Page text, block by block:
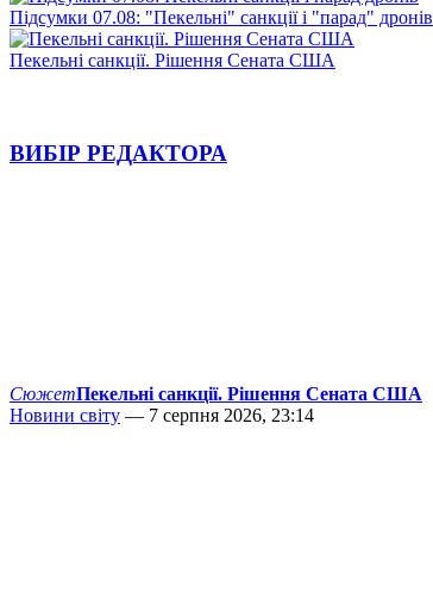
Підсумки 07.08: "Пекельні" санкції і "парад" дронів
Пекельні санкції. Рішення Сената США
ВИБІР РЕДАКТОРА
СюжетПекельні санкції. Рішення Сената США
Новини світу — 7 серпня 2026, 23:14